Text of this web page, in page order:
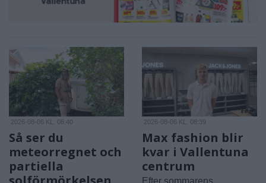
2026-08-06 KL. 08:40
Så ser du
meteorregnet och
partiella
2026-08-06 KL. 08:39
Max fashion blir
kvar i Vallentuna
centrum
Efter sommarens